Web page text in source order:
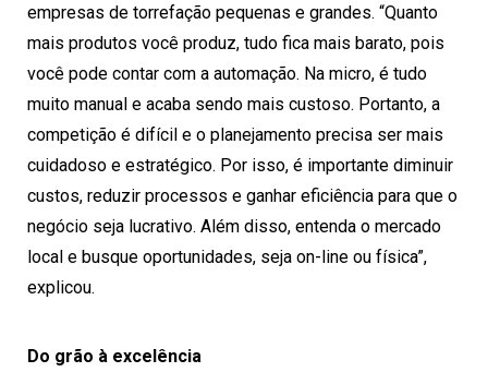
empresas de torrefação pequenas e grandes. “Quanto
mais produtos você produz, tudo fica mais barato, pois
você pode contar com a automação. Na micro, é tudo
muito manual e acaba sendo mais custoso. Portanto, a
competição é difícil e o planejamento precisa ser mais
cuidadoso e estratégico. Por isso, é importante diminuir
custos, reduzir processos e ganhar eficiência para que o
negócio seja lucrativo. Além disso, entenda o mercado
local e busque oportunidades, seja on-line ou física”,
explicou.
Do grão à excelência